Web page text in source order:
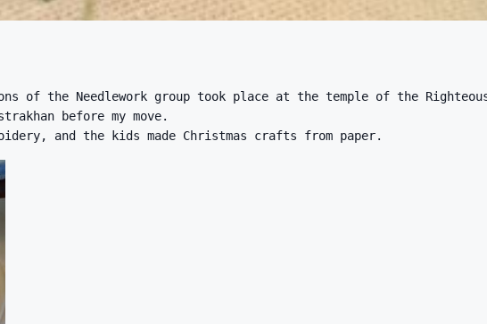
of the Needlework group took place at the temple of the
before my move.
and the kids made Christmas crafts from paper.